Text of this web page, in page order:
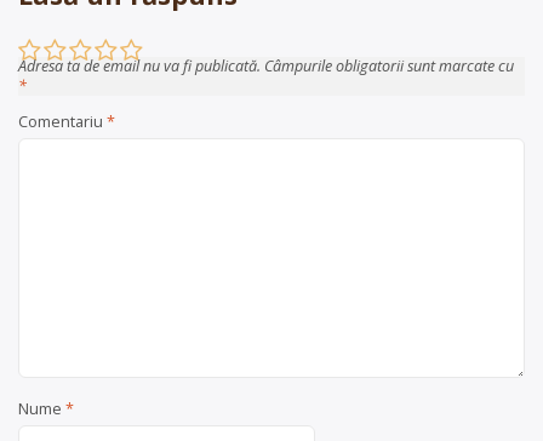
Adresa ta de email nu va fi publicată. Câmpurile obligatorii sunt marcate cu
*
Comentariu *
Nume *